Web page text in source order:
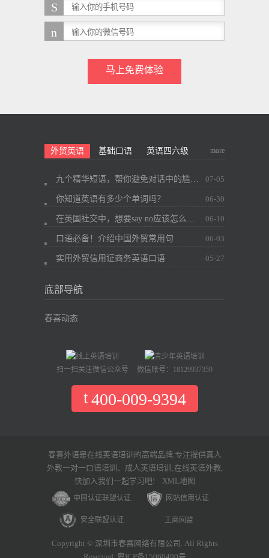
马上免费体验
外贸英语 基础口语 英语四六级 more
九个精华短语，帮你避免对话中的尴尬~ 07-05
你知道英语有多少个单词吗？ 06-30
在英国社交中，想要say no应该怎么办？ 06-10
口语必备！介绍中国外贸常用句 06-03
实用外贸信用证商务英语口语 05-27
底部导航
春喜动态
扫一扫关注微信公众号 微信账号：18129937359
400-009-9394
春喜外语是在线英语培训的高端品牌,专注提供真人
外教一对一口语培训、成人英语培训;在线英语外教,
快加入我们一起学习吧! XML地图
中国认证联盟认证 网站信用认证
安全联盟认证 工商网监
Copyright © 深圳市春喜网络有限公司. All Rights